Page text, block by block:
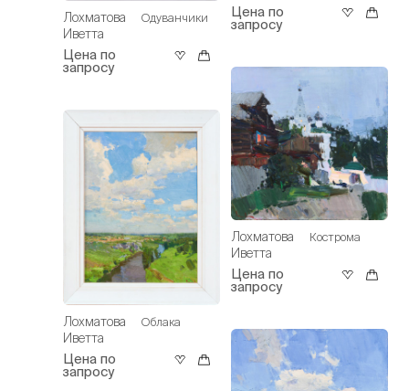
Лохматова
Иветта
Одуванчики
Цена по
запросу
Лохматова
Иветта
Облака
Цена по
запросу
Цена по
запросу
Лохматова
Иветта
Кострома
Цена по
запросу